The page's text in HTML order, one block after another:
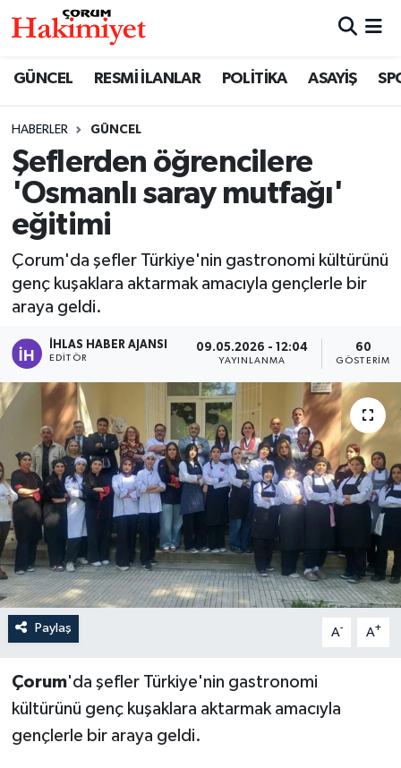
GÜNCEL RESMİ İLANLAR POLİTİKA ASAYİŞ
HABERLER GÜNCEL
Şeflerden öğrencilere
'Osmanlı saray mutfağı'
eğitimi
Çorum'da şefler Türkiye'nin gastronomi kültürünü
genç kuşaklara aktarmak amacıyla gençlerle bir
araya geldi.
İHLAS HABER AJANSI
EDITÖR
09.05.2026 - 12:04
YAYINLANMA
60
GÖSTERIM
Paylaş A- A+
Çorum'da şefler Türkiye'nin gastronomi
kültürünü genç kuşaklara aktarmak amacıyla
gençlerle bir araya geldi.
SAĞLIK
ASAYİŞ
EKONOMİ
GÜNCEL
AKTÜEL
EĞİTİM
İLÇELER
OTOPARK
TEKNOLOJİ
Nöbetçi Eczaneler
Çorum Namaz Vakitleri
Trafik Durumu
Süper Lig Puan Durumu ve Fikstür
Tüm Manşetler
Son Dakika Haberleri
Haber Arşivi